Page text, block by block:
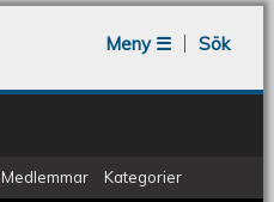
Meny ☰
Sök
Medlemmar Kategorier